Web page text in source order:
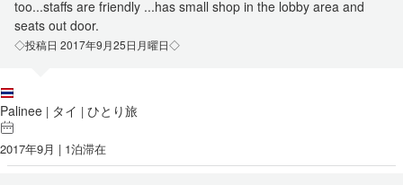
too...staffs are friendly ...has small shop in the lobby area and
seats out door.
◇投稿日 2017年9月25日月曜日◇
Palinee | タイ | ひとり旅
2017年9月 | 1泊滞在